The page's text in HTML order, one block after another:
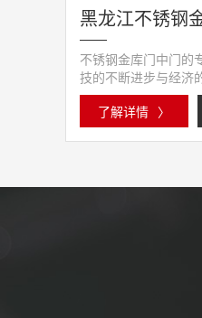
黑龙江不锈钢
不锈钢金库门中门的
技的不断进步与经济
了解详情 〉